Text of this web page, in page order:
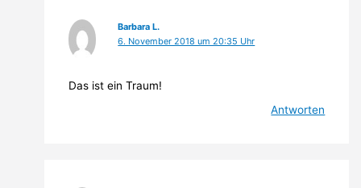
Barbara L.
6. November 2018 um 20:35 Uhr
Das ist ein Traum!
Antworten